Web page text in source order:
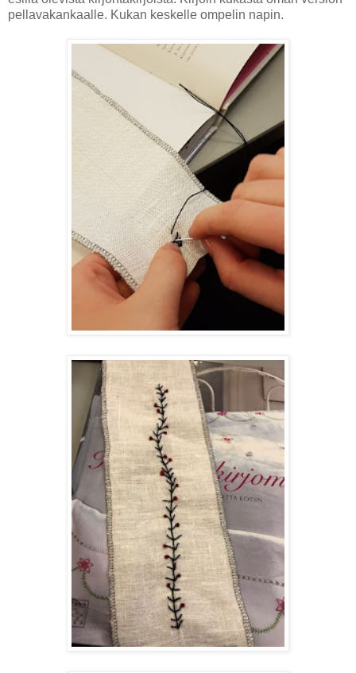
pellavakankaalle. Kukan keskelle ompelin napin.